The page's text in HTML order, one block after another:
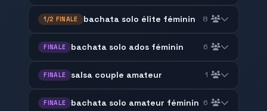
1/2 FINALE bachata solo élite féminin 8
FINALE bachata solo ados féminin 6
FINALE salsa couple amateur 1
FINALE bachata solo amateur féminin 6